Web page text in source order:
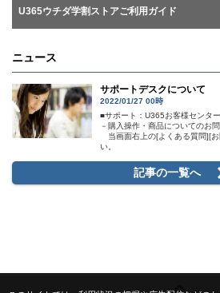
U365ウチダ学割ストアご利用ガイド
ニュース
サポートデスクについて
2022/01/27 00時
■サポート：U365お客様センター
－購入操作・商品についてのお
当画面右上の[よくある質問][
い。
記事の一覧へ